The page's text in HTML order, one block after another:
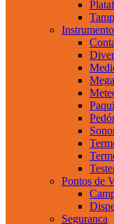
Pontos de
Seguranca